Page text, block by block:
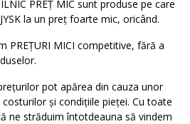
PREȚ MIC sunt produse pe care
la un preț foarte mic, oricând.
PREȚURI MICI competitive, fără a
pot apărea din cauza unor
și condițiile pieței. Cu toate
ne străduim întotdeauna să vindem